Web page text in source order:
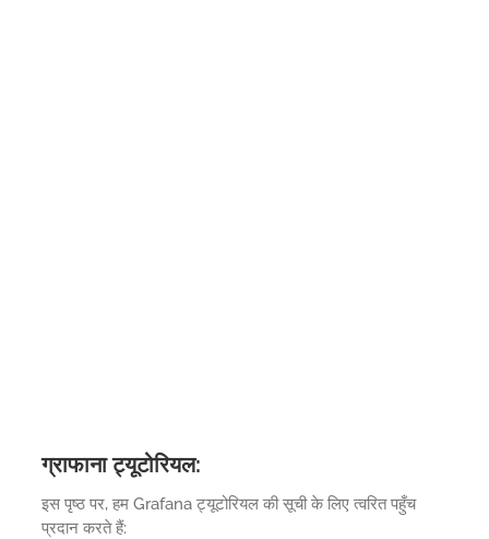
ग्राफाना ट्यूटोरियल:
इस पृष्ठ पर, हम Grafana ट्यूटोरियल की सूची के लिए त्वरित पहुँच
प्रदान करते हैं: